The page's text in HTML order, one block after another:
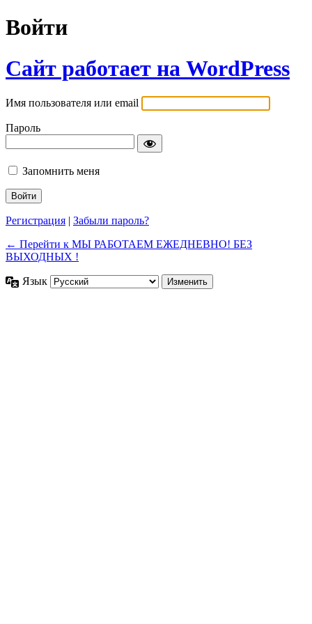
Войти
Сайт работает на WordPress
Имя пользователя или email
Пароль
Запомнить меня
Регистрация | Забыли пароль?
← Перейти к МЫ РАБОТАЕМ ЕЖЕДНЕВНО! БЕЗ
ВЫХОДНЫХ !
Язык